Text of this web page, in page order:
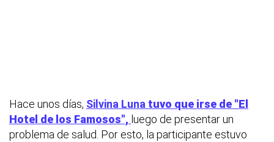
Hace unos días, Silvina Luna tuvo que irse de "El
Hotel de los Famosos", luego de presentar un
problema de salud. Por esto, la participante estuvo